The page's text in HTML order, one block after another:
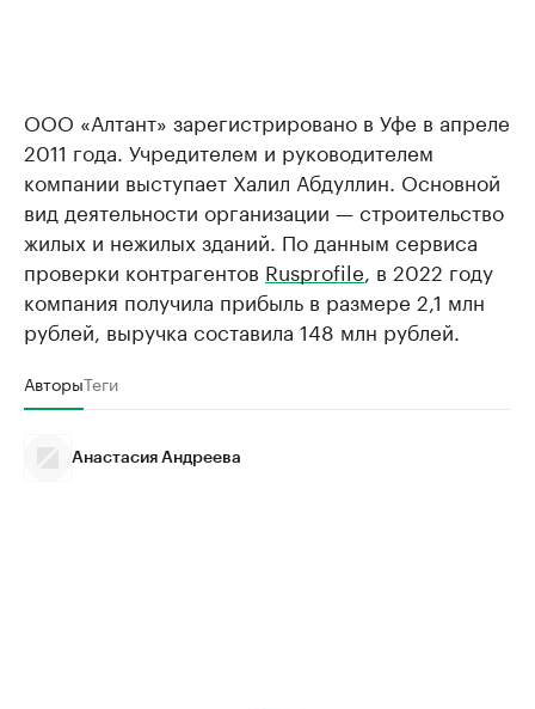
ООО «Алтант» зарегистрировано в Уфе в апреле
2011 года. Учредителем и руководителем
компании выступает Халил Абдуллин. Основной
вид деятельности организации — строительство
жилых и нежилых зданий. По данным сервиса
проверки контрагентов Rusprofile , в 2022 году
компания получила прибыль в размере 2,1 млн
рублей, выручка составила 148 млн рублей.
АвторыТеги
Анастасия Андреева